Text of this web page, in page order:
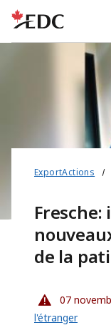
ExportActions
de la
07
l'étranger